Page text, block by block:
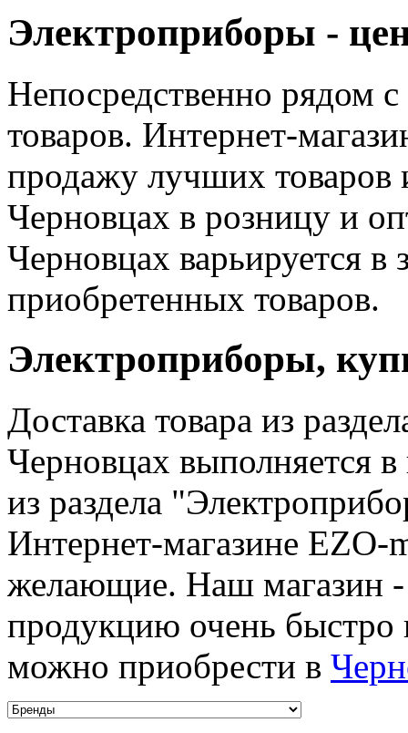
Электроприборы -
Непосредственно рядом
товаров. Интернет-
продажу лучших товаров
Черновцах в розницу и
Черновцах варьируется в
приобретенных товаров.
Электроприборы,
Доставка товара из
Черновцах выполняется
из раздела
Интернет-магазине EZO-
желающие. Наш магазин -
продукцию очень
можно приобрести в